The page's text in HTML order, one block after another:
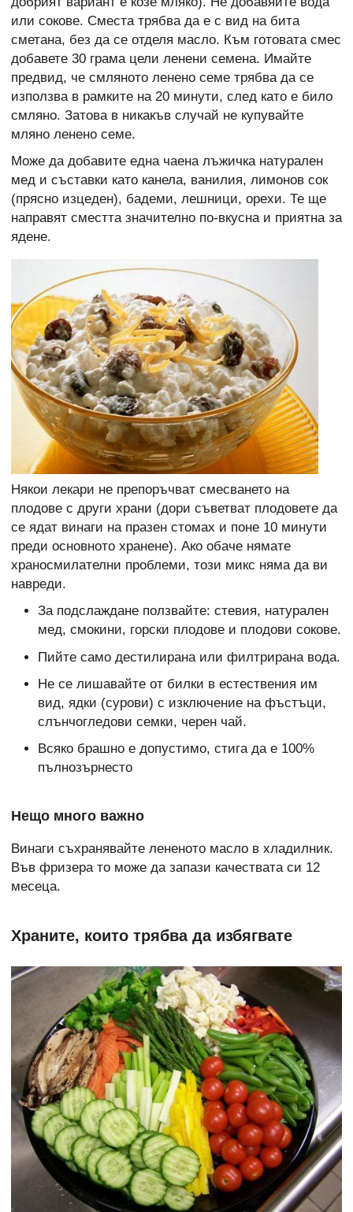
или сокове. Сместа трябва да е с вид на бита
сметана, без да се отделя масло. Към готовата смес
добавете 30 грама цели ленени семена. Имайте
предвид, че смляното ленено семе трябва да се
използва в рамките на 20 минути, след като е било
смляно. Затова в никакъв случай не купувайте
мляно ленено семе.
Може да добавите една чаена лъжичка натурален
мед и съставки като канела, ванилия, лимонов сок
(прясно изцеден), бадеми, лешници, орехи. Те ще
направят сместта значително по-вкусна и приятна за
ядене.
Някои лекари не препоръчват смесването на
плодове с други храни (дори съветват плодовете да
се ядат винаги на празен стомах и поне 10 минути
преди основното хранене). Ако обаче нямате
храносмилателни проблеми, този микс няма да ви
навреди.
За подслаждане ползвайте: стевия, натурален
мед, смокини, горски плодове и плодови сокове.
Пийте само дестилирана или филтрирана вода.
Не се лишавайте от билки в естествения им
вид, ядки (сурови) с изключение на фъстъци,
слънчогледови семки, черен чай.
Всяко брашно е допустимо, стига да е 100%
пълнозърнесто
Нещо много важно
Винаги съхранявайте лененото масло в хладилник.
Във фризера то може да запази качествата си 12
месеца.
Храните, които трябва да избягвате